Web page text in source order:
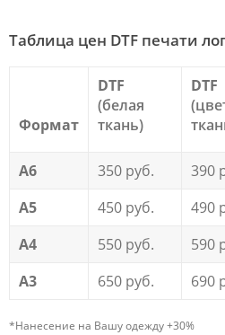
Таблица цен DTF печати
Формат
DTF
(белая
ткань)
DTF
А6 350 руб. 390
А5
450 руб. 490
А4
550 руб. 590
А3
650 руб. 690
*Нанесение на Вашу одежду +30%